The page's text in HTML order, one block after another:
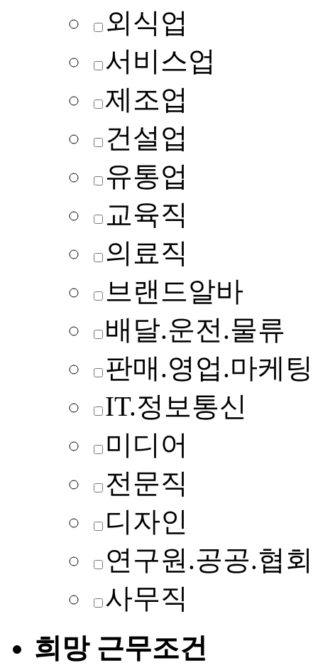
외식업
서비스업
제조업
건설업
유통업
교육직
의료직
브랜드알바
배달.운전.물류
판매.영업.마케팅
IT.정보통신
미디어
전문직
디자인
연구원.공공.협회
사무직
희망 근무조건